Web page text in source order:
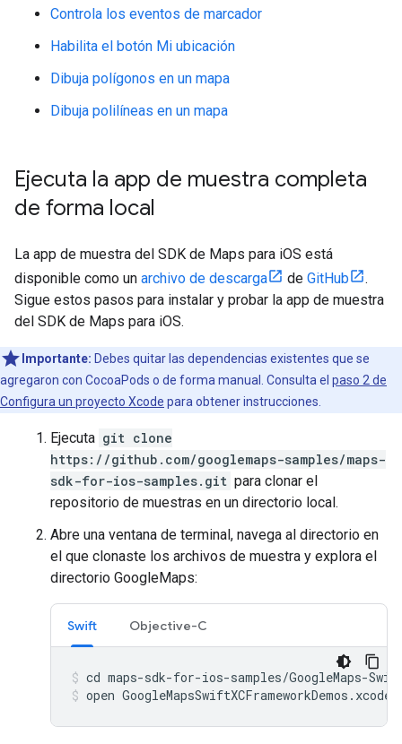
Controla los eventos de marcador
Habilita el botón Mi ubicación
Dibuja polígonos en un mapa
Dibuja polilíneas en un mapa
Ejecuta la app de muestra completa
de forma local
La app de muestra del SDK de Maps para iOS está
disponible como un archivo de descarga de GitHub
.
Sigue estos pasos para instalar y probar la app de muestra
del SDK de Maps para iOS.
Importante: Debes quitar las dependencias existentes que se
agregaron con CocoaPods o de forma manual. Consulta el paso 2 de
Configura un proyecto Xcode para obtener instrucciones.
Ejecuta git clone
https://github.com/googlemaps-samples/maps-
sdk-for-ios-samples.git para clonar el
repositorio de muestras en un directorio local.
Abre una ventana de terminal, navega al directorio en
el que clonaste los archivos de muestra y explora el
directorio GoogleMaps:
Swift Objective-C
open